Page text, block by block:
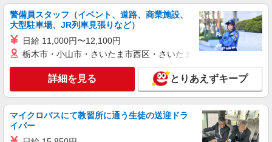
アルバイト パート
丸亀製麺イオン天王町ショッピングセンター店
キッチン・ホールスタッフ（ランチタイム）
時給1250円〜
神奈川県横浜市保土ケ谷区川辺町3-5イオン天
王町ショッピングセンター3Fフードコート
キープ 詳細を見る
警備員スタッフ（イベント、道路、商業施設、
大型駐車場、JR列車見張りなど）
日給 11,000円〜12,100円
栃木市・小山市・さいたま市西区・さいたま市岩槻区・久喜市・
詳細を見る とりあえずキープ
マイクロバスにて教習所に通う生徒の送迎ドラ
イバー